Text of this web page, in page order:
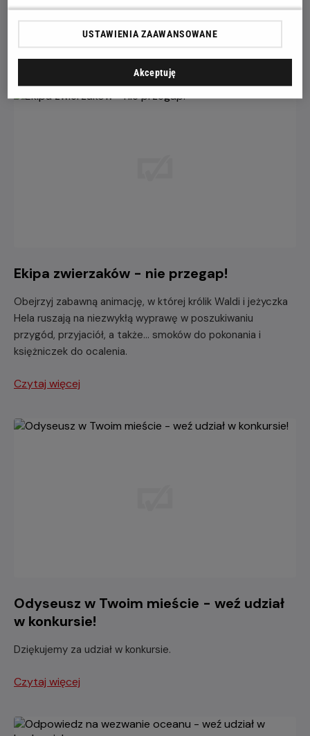
W kinach Helios trwa wyprzedaż merchu kinowego, a
rabaty sięgają nawet 60%!
Ekipa zwierzaków - nie przegap!
Obejrzyj zabawną animację, w której królik Waldi i jeżyczka
Hela ruszają na niezwykłą wyprawę w poszukiwaniu
przygód, przyjaciół, a także... smoków do pokonania i
księżniczek do ocalenia.
Czytaj więcej
Odyseusz w Twoim mieście - weź udział
w konkursie!
Dziękujemy za udział w konkursie.
Czytaj więcej
USTAWIENIA ZAAWANSOWANE
Akceptuję